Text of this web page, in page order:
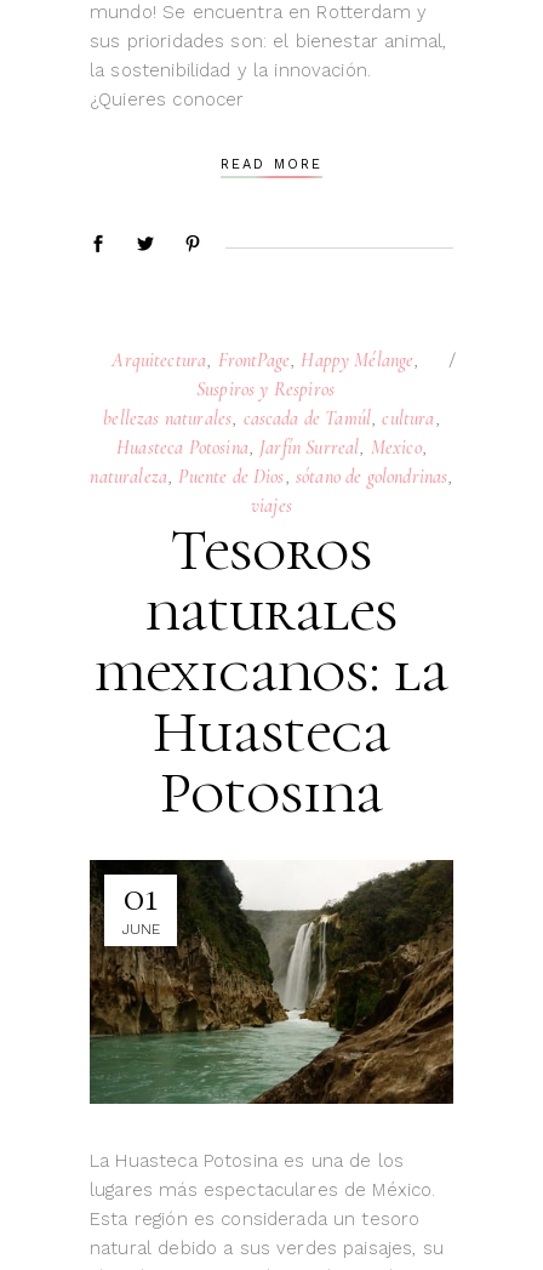
mundo! Se encuentra en Rotterdam y
sus prioridades son: el bienestar animal,
la sostenibilidad y la innovación.
¿Quieres conocer
READ MORE
Arquitectura, FrontPage, Happy Mélange,
Suspiros y Respiros
bellezas naturales, cascada de Tamúl,cultura,
Huasteca Potosina, Jarfín Surreal, Mexico,
naturaleza, Puente de Dios, sótano de golondrinas,
viajes
Tesoros
naturales
mexicanos: la
Huasteca
Potosina
01
JUNE
La Huasteca Potosina es una de los
lugares más espectaculares de México.
Esta región es considerada un tesoro
natural debido a sus verdes paisajes, su